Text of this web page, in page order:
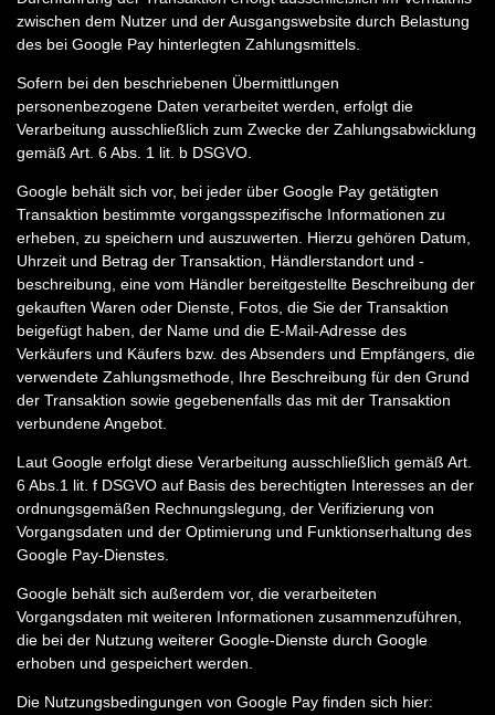
zwischen dem Nutzer und der Ausgangswebsite durch Belastung
des bei Google Pay hinterlegten Zahlungsmittels.
Sofern bei den beschriebenen Übermittlungen
personenbezogene Daten verarbeitet werden, erfolgt die
Verarbeitung ausschließlich zum Zwecke der Zahlungsabwicklung
gemäß Art. 6 Abs. 1 lit. b DSGVO.
Google behält sich vor, bei jeder über Google Pay getätigten
Transaktion bestimmte vorgangsspezifische Informationen zu
erheben, zu speichern und auszuwerten. Hierzu gehören Datum,
Uhrzeit und Betrag der Transaktion, Händlerstandort und -
beschreibung, eine vom Händler bereitgestellte Beschreibung der
gekauften Waren oder Dienste, Fotos, die Sie der Transaktion
beigefügt haben, der Name und die E-Mail-Adresse des
Verkäufers und Käufers bzw. des Absenders und Empfängers, die
verwendete Zahlungsmethode, Ihre Beschreibung für den Grund
der Transaktion sowie gegebenenfalls das mit der Transaktion
verbundene Angebot.
Laut Google erfolgt diese Verarbeitung ausschließlich gemäß Art.
6 Abs.1 lit. f DSGVO auf Basis des berechtigten Interesses an der
ordnungsgemäßen Rechnungslegung, der Verifizierung von
Vorgangsdaten und der Optimierung und Funktionserhaltung des
Google Pay-Dienstes.
Google behält sich außerdem vor, die verarbeiteten
Vorgangsdaten mit weiteren Informationen zusammenzuführen,
die bei der Nutzung weiterer Google-Dienste durch Google
erhoben und gespeichert werden.
Die Nutzungsbedingungen von Google Pay finden sich hier: